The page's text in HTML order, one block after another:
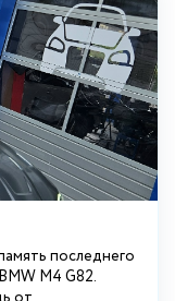
последнего
М4 G82.